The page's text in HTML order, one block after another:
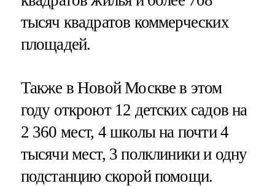
тысяч квадратов коммерческих
площадей.
Также в Новой Москве в этом
году откроют 12 детских садов на
2 360 мест, 4 школы на почти 4
тысячи мест, 3 полклиники и одну
подстанцию скорой помощи.